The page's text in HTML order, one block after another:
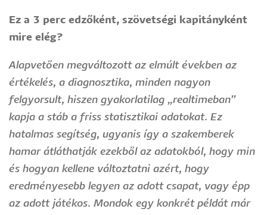
Ez a 3 perc edzőként, szövetségi kapitányként
mire elég?
Alapvetően megváltozott az elmúlt években az
értékelés, a diagnosztika, minden nagyon
felgyorsult, hiszen gyakorlatilag „realtimeban”
kapja a stáb a friss statisztikai adatokat. Ez
hatalmas segítség, ugyanis így a szakemberek
hamar átláthatják ezekből az adatokból, hogy min
és hogyan kellene változtatni azért, hogy
eredményesebb legyen az adott csapat, vagy épp
az adott játékos. Mondok egy konkrét példát már